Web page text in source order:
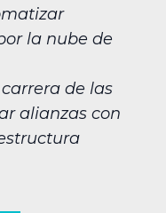
la nube de
de las
alianzas con